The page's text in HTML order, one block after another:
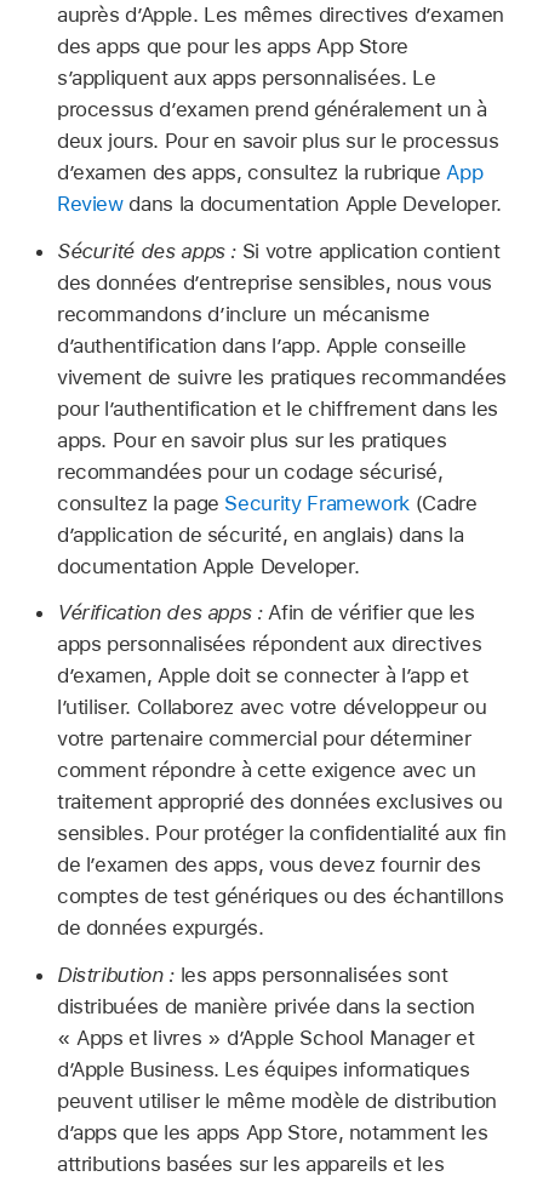
auprès d’Apple. Les mêmes directives d’examen
des apps que pour les apps App Store
s’appliquent aux apps personnalisées. Le
processus d’examen prend généralement un à
deux jours. Pour en savoir plus sur le processus
d’examen des apps, consultez la rubrique App
Reviewdans la documentation Apple Developer.
Sécurité des apps : Si votre application contient
des données d’entreprise sensibles, nous vous
recommandons d’inclure un mécanisme
d’authentification dans l’app. Apple conseille
vivement de suivre les pratiques recommandées
pour l’authentification et le chiffrement dans les
apps. Pour en savoir plus sur les pratiques
recommandées pour un codage sécurisé,
consultez la page Security Framework (Cadre
d’application de sécurité, en anglais) dans la
documentation Apple Developer.
Vérification des apps :Afin de vérifier que les
apps personnalisées répondent aux directives
d’examen, Apple doit se connecter à l’app et
l’utiliser. Collaborez avec votre développeur ou
votre partenaire commercial pour déterminer
comment répondre à cette exigence avec un
traitement approprié des données exclusives ou
sensibles. Pour protéger la confidentialité aux fin
de l’examen des apps, vous devez fournir des
comptes de test génériques ou des échantillons
de données expurgés.
Distribution :les apps personnalisées sont
distribuées de manière privée dans la section
« Apps et livres » d’Apple School Manager et
d’Apple Business. Les équipes informatiques
peuvent utiliser le même modèle de distribution
d’apps que les apps App Store, notamment les
attributions basées sur les appareils et les